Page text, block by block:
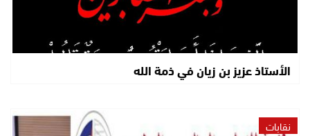
الأستاذ عزيز بن زيان في ذمة الله
نقابات